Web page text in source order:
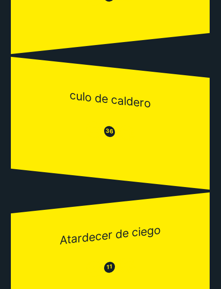
culo de caldero
😒36 😂
Atardecer de ciego
😒 11 😂